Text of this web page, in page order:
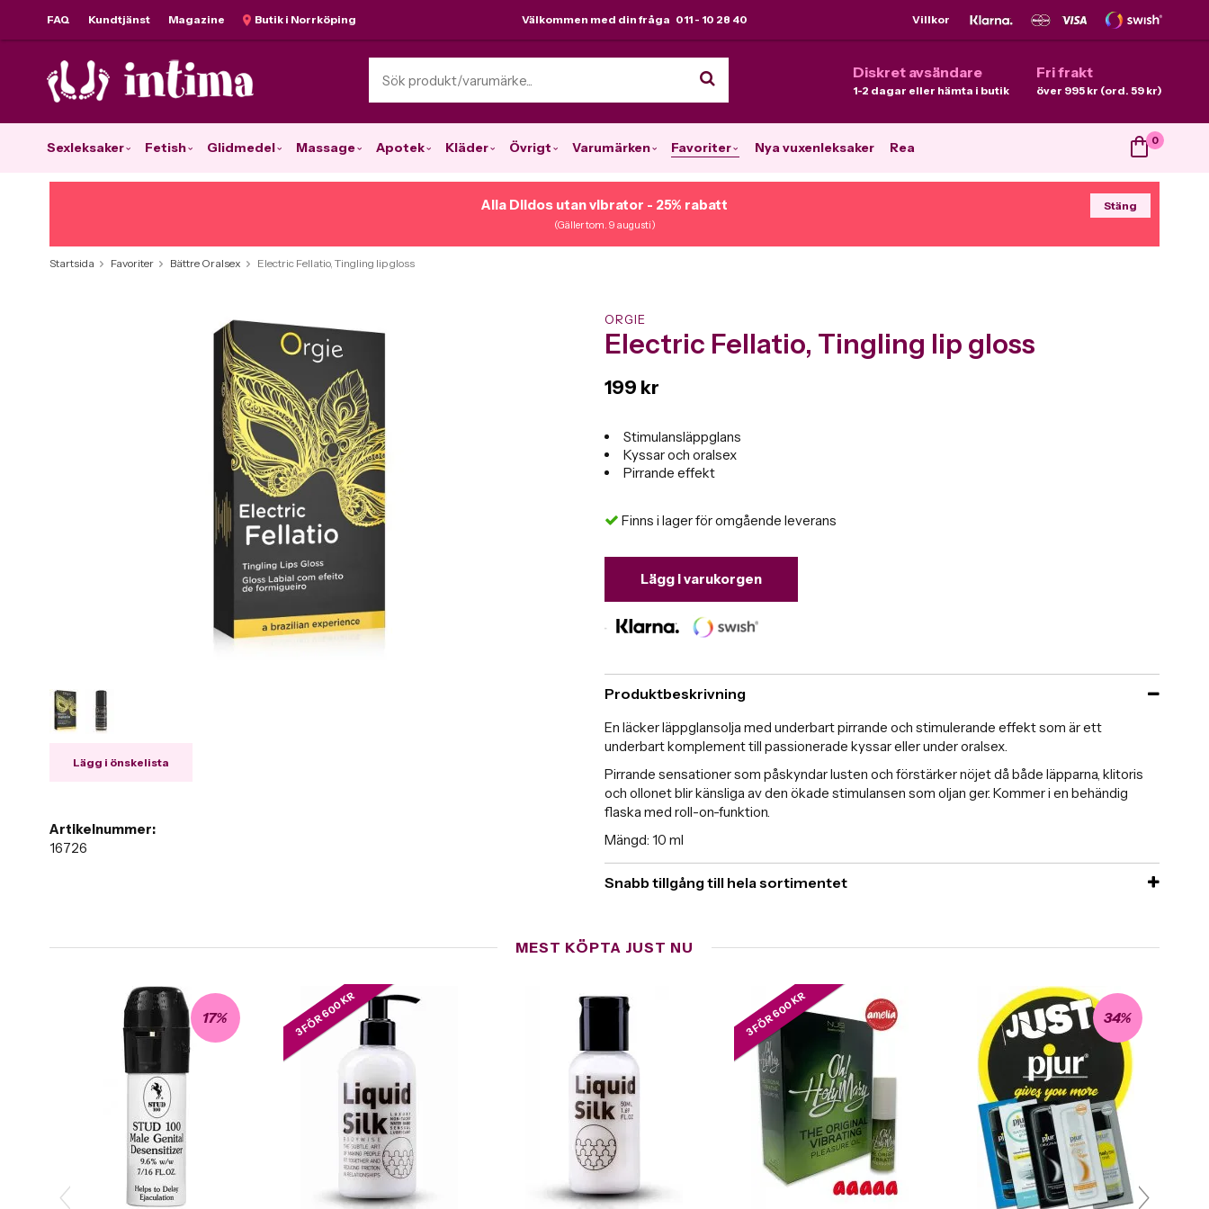
FAQ Kundtjänst Magazine Butik i Norrköping Villkor
Välkommen med din fråga 011 - 10 28 40
Diskret avsändare
1-2 dagar eller hämta i butik
Fri frakt
över 995 kr (ord. 59 kr)
Sexleksaker Fetish Glidmedel Massage Apotek Kläder Övrigt Varumärken Favoriter Nya vuxenleksaker Rea 0
Alla Dildos utan vibrator - 25% rabatt
(Gäller tom. 9 augusti)
Stäng
Startsida Favoriter Bättre Oralsex Electric Fellatio, Tingling lip gloss
ORGIE
Electric Fellatio, Tingling lip gloss
199 kr
Stimulansläppglans
Kyssar och oralsex
Pirrande effekt
Finns i lager för omgående leverans
Lägg i varukorgen
Produktbeskrivning
En läcker läppglansolja med underbart pirrande och stimulerande effekt som är ett
underbart komplement till passionerade kyssar eller under oralsex.
Pirrande sensationer som påskyndar lusten och förstärker nöjet då både läpparna, klitoris
och ollonet blir känsliga av den ökade stimulansen som oljan ger. Kommer i en behändig
flaska med roll-on-funktion.
Mängd: 10 ml
Snabb tillgång till hela sortimentet
Lägg i önskelista
Artikelnummer:
16726
MEST KÖPTA JUST NU
17% 3 FÖR 600 KR 3 FÖR 600 KR 34%